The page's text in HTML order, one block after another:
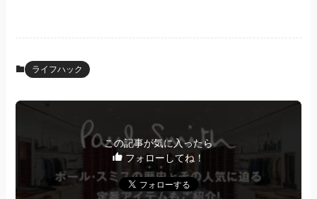
ライフハック
この記事が気に入ったら
フォローしてね！